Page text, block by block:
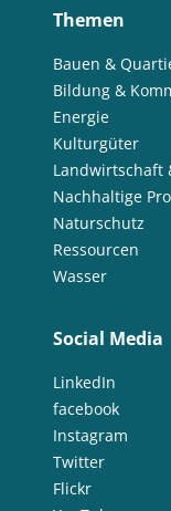
Themen
Bauen &
Bildung &
Energie
Kulturgüter
Landwirtschaft
Nachhaltige
Naturschutz
Ressourcen
Wasser
Social Media
LinkedIn
facebook
Instagram
Twitter
Flickr